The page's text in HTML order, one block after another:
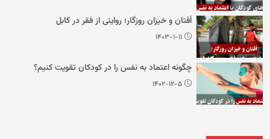
اُفتان و خیزان روزگار؛ روایتی از فقر در کابل
۱۴۰۳-۱-۱۱
چگونه اعتماد به نفس را در کودکان تقویت کنیم؟
۱۴۰۲-۱۲-۵